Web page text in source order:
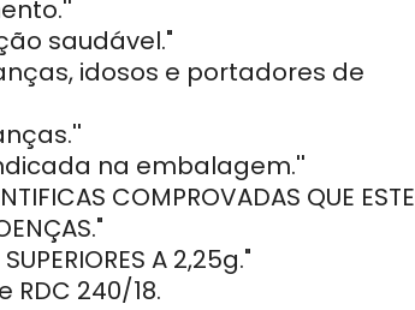
saudável."
idosos e portadores de
na embalagem.''
COMPROVADAS QUE ESTE
A 2,25g."
240/18.